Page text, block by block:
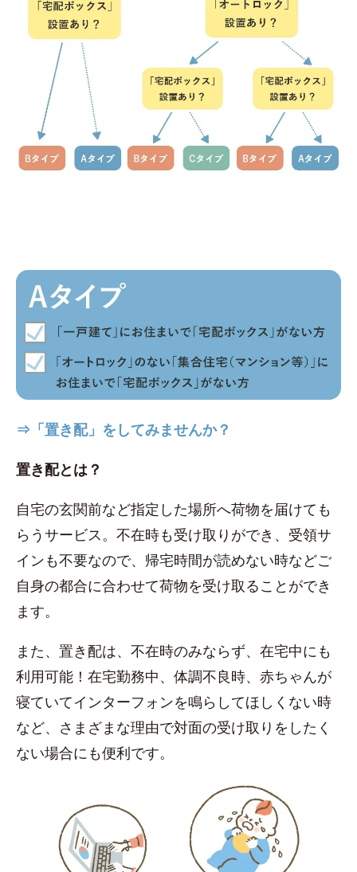
⇒「置き配」をしてみませんか？
置き配とは？
自宅の玄関前など指定した場所へ荷物を届けても
らうサービス。不在時も受け取りができ、受領サ
インも不要なので、帰宅時間が読めない時などご
自身の都合に合わせて荷物を受け取ることができ
ます。
また、置き配は、不在時のみならず、在宅中にも
利用可能！在宅勤務中、体調不良時、赤ちゃんが
寝ていてインターフォンを鳴らしてほしくない時
など、さまざまな理由で対面の受け取りをしたく
ない場合にも便利です。